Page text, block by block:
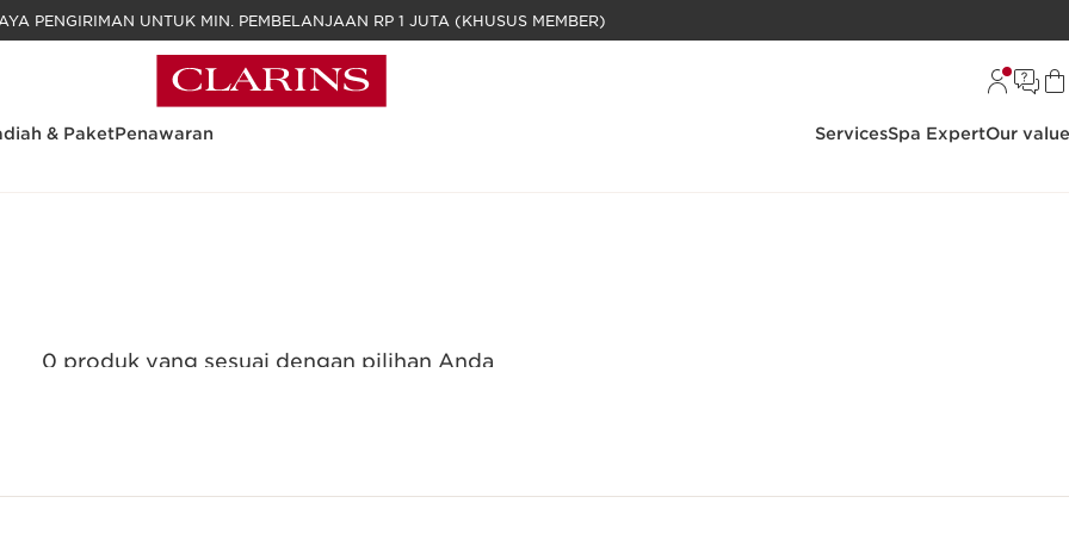
GRATIS BIAYA PENGIRIMAN UNTUK MIN. PEMBELANJAAN RP 1 JUTA (KHUSUS MEMBER)
& PaketPenawaran ServicesSpa ExpertOur
0 produk yang sesuai dengan pilihan Anda